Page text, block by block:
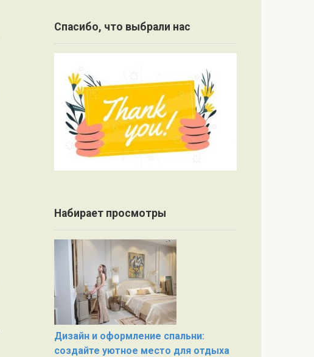
Спасибо, что выбрали нас
Набирает просмотры
Дизайн и оформление спальни:
создайте уютное место для отдыха